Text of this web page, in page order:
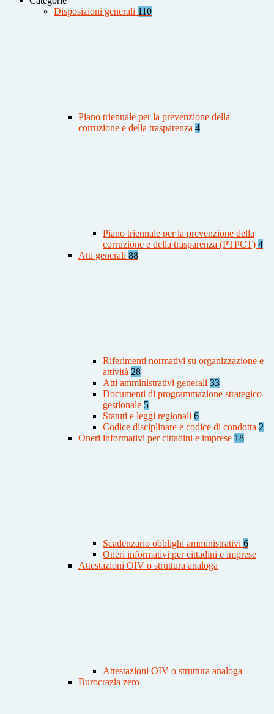
Disposizioni generali 110
Piano triennale per la prevenzione della
corruzione e della trasparenza 4
Piano triennale per la prevenzione della
corruzione e della trasparenza (PTPCT) 4
Atti generali 88
Riferimenti normativi su organizzazione e
attività 28
Atti amministrativi generali 33
Documenti di programmazione strategico-
gestionale 5
Statuti e leggi regionali 6
Codice disciplinare e codice di condotta 2
Oneri informativi per cittadini e imprese 18
Scadenzario obblighi amministrativi 6
Oneri informativi per cittadini e imprese
Attestazioni OIV o struttura analoga
Attestazioni OIV o struttura analoga
Burocrazia zero